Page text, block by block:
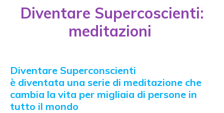
Diventare Supercoscienti:
meditazioni
Diventare Superconscienti
è diventata una serie di meditazione che
cambia la vita per migliaia di persone in
tutto il mondo